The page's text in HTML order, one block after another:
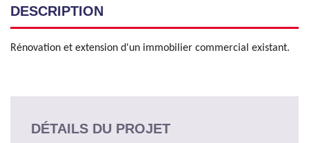
DESCRIPTION
Rénovation et extension d'un immobilier commercial existant.
DÉTAILS DU PROJET